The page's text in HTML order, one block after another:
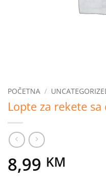
POČETNA /
Lopte za rekete
8,99 KM